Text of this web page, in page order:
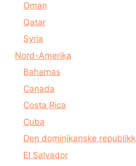
Oman
Qatar
Syria
Nord-Amerika
Bahamas
Canada
Costa Rica
Cuba
Den dominikanske republikk
El Salvador